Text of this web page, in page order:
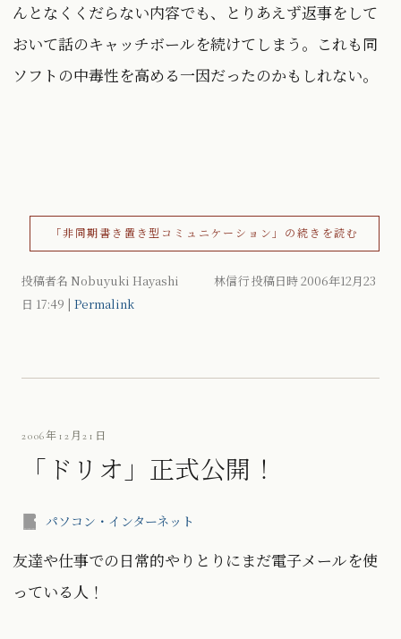
んとなくくだらない内容でも、とりあえず返事をして
おいて話のキャッチボールを続けてしまう。これも同
ソフトの中毒性を高める一因だったのかもしれない。
「非同期書き置き型コミュニケーション」の続きを読む
投稿者名 Nobuyuki Hayashi 林信行 投稿日時 2006年12月23
日 17:49 | Permalink
2006年12月21日
「ドリオ」正式公開！
パソコン・インターネット
友達や仕事での日常的やりとりにまだ電子メールを使
っている人！